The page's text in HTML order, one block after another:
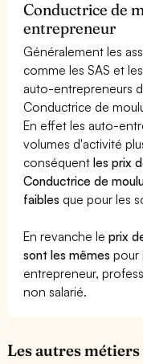
Conductrice de
entrepreneur
Généralement les
comme les SAS et
auto-entrepreneurs
Conductrice de
En effet les auto-
volumes d'activité
conséquentles prix
Conductrice de
faibles que pour les
En revanche leprix
sont les mêmes pour
entrepreneur,
non salarié.
Les autres